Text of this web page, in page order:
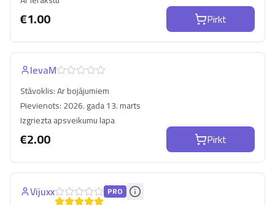
€1.00 Pirkt
IevaM
Stāvoklis:Ar bojājumiem
Pievienots:2026. gada 13. marts
Izgriezta apsveikumu lapa
€2.00 Pirkt
Vijuxx PRO